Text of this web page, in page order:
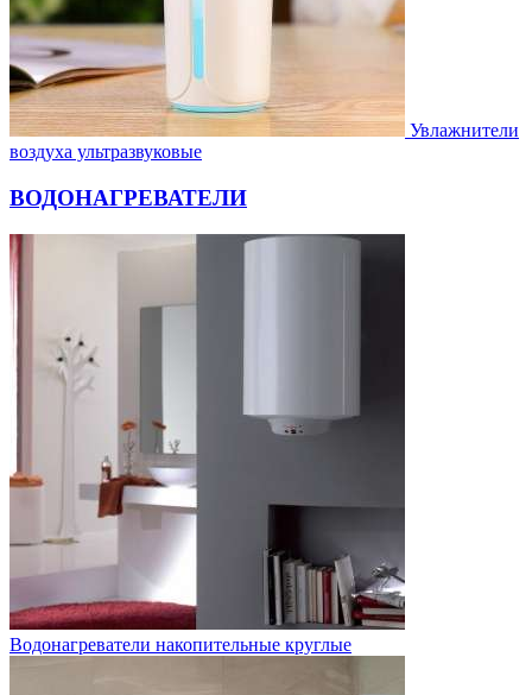
Увлажнители
воздуха ультразвуковые
ВОДОНАГРЕВАТЕЛИ
Водонагреватели накопительные круглые